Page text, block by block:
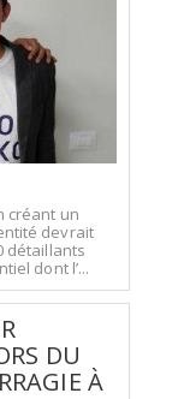
créant un
devrait
détaillants
dont l’...
DU
À